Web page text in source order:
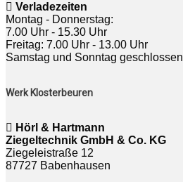
Verladezeiten
Montag - Donnerstag:
7.00 Uhr - 15.30 Uhr
Freitag: 7.00 Uhr - 13.00 Uhr
Samstag und Sonntag geschlossen
Werk Klosterbeuren
Hörl & Hartmann
Ziegeltechnik GmbH & Co. KG
Ziegeleistraße 12
87727 Babenhausen